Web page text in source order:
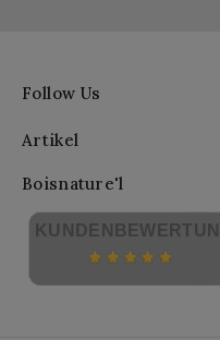
Follow Us
Artikel
Boisnature'l